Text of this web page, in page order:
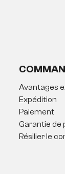
Avantages
Expédition
Paiement
Garantie de
Résilier le